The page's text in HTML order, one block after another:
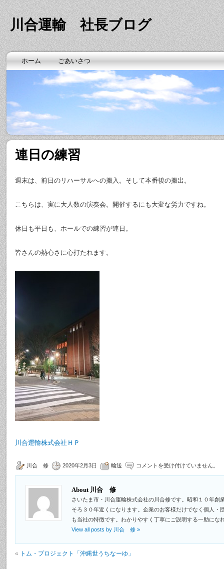
川合運輸 社長ブログ
ホーム ごあいさつ
連日の練習
週末は、前日のリハーサルへの搬入。そして本番後の搬出。
こちらは、実に大人数の演奏会。開催するにも大変な労力ですね。
休日も平日も、ホールでの練習が連日。
皆さんの熱心さに心打たれます。
川合運輸株式会社ＨＰ
川合 修 2020年2月3日 輸送 コメントを受け付けていません。
About 川合 修
さいたま市・川合運輸株式会社の川合修です。昭和１０年創
そろ３０年近くになります。企業のお客様だけでなく個人・
も当社の特徴です。わかりやすく丁寧にご説明する一助にな
View all posts by 川合 修 »
« トム・プロジェクト「沖縄世うちなーゆ」